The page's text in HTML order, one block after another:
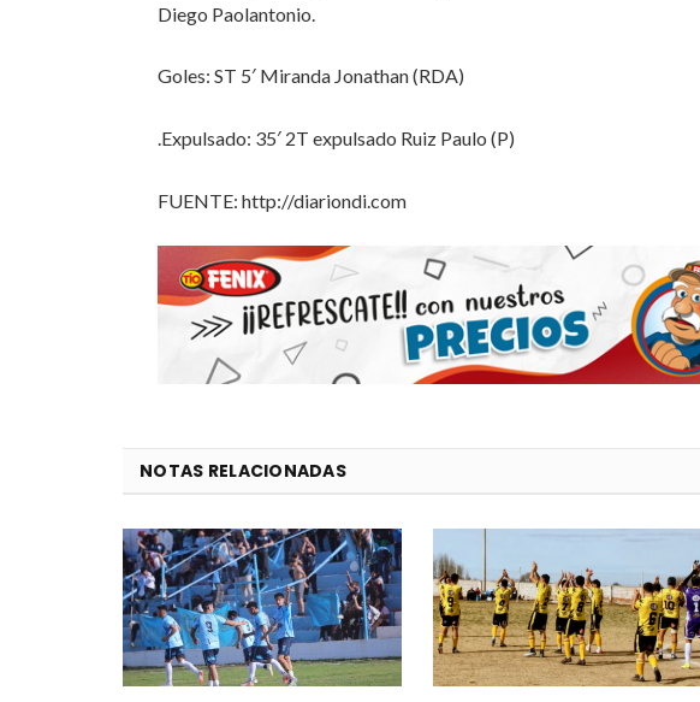
Diego Paolantonio.
Goles: ST 5′ Miranda Jonathan (RDA)
.Expulsado: 35′ 2T expulsado Ruiz Paulo (P)
FUENTE: http://diariondi.com
NOTAS RELACIONADAS